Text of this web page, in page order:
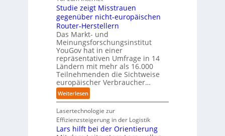
a
u
d
e
A
u
t
o
m
a
t
i
s
i
e
r
u
n
g
u
k
u
n
f
t
d
e
r
I
n
d
s
t
r
e
a
m
t
r
i
t
t
I
n
d
u
t
r
i
i
v
e
r
s
a
l
A
u
t
o
m
a
t
i
o
Studie zeigt Misstrauen
gegenüber nicht-europäischen
Router-Herstellern
Das Markt- und
Meinungsforschungsinstitut
YouGov hat in einer
repräsentativen Umfrage in 14
Ländern mit mehr als 16.000
Teilnehmenden die Sichtweise
europäischer Verbraucher…
Weiterlesen:
S
t
u
d
Lasertechnologie zur
Effizienzsteigerung in der Logistik
Lars hilft bei der Orientierung